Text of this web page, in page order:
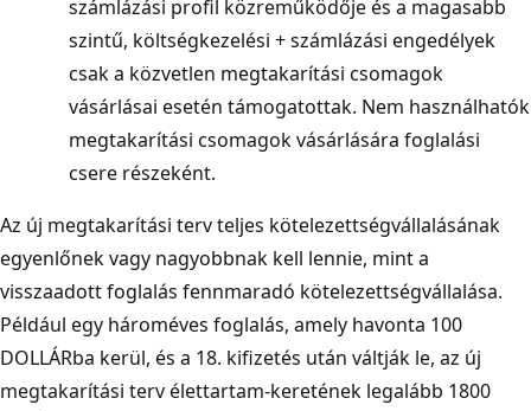
számlázási profil közreműködője és a magasabb
szintű, költségkezelési + számlázási engedélyek
csak a közvetlen megtakarítási csomagok
vásárlásai esetén támogatottak. Nem használhatók
megtakarítási csomagok vásárlására foglalási
csere részeként.
Az új megtakarítási terv teljes kötelezettségvállalásának
egyenlőnek vagy nagyobbnak kell lennie, mint a
visszaadott foglalás fennmaradó kötelezettségvállalása.
Például egy hároméves foglalás, amely havonta 100
DOLLÁRba kerül, és a 18. kifizetés után váltják le, az új
megtakarítási terv élettartam-keretének legalább 1800